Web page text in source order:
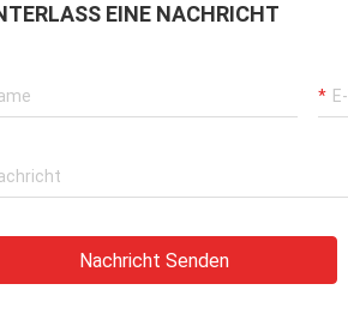
EINE NACHRICHT
Nachricht Senden